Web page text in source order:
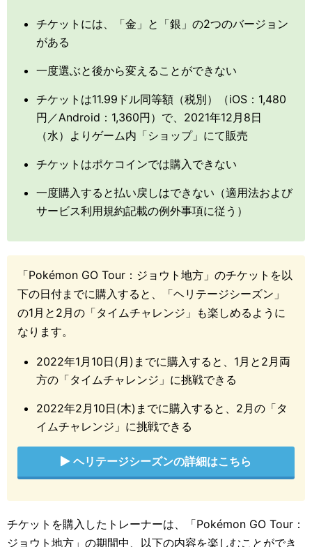
チケットには、「金」と「銀」の2つのバージョン
がある
一度選ぶと後から変えることができない
チケットは11.99ドル同等額（税別）（iOS：1,480
円／Android：1,360円）で、2021年12月8日
（水）よりゲーム内「ショップ」にて販売
チケットはポケコインでは購入できない
一度購入すると払い戻しはできない（適用法および
サービス利用規約記載の例外事項に従う）
「Pokémon GO Tour：ジョウト地方」のチケットを以
下の日付までに購入すると、「ヘリテージシーズン」
の1月と2月の「タイムチャレンジ」も楽しめるように
なります。
2022年1月10日(月)までに購入すると、1月と2月両
方の「タイムチャレンジ」に挑戦できる
2022年2月10日(木)までに購入すると、2月の「タ
イムチャレンジ」に挑戦できる
ヘリテージシーズンの詳細はこちら
チケットを購入したトレーナーは、「Pokémon GO Tour：
ジョウト地方」の期間中、以下の内容を楽しむことができ